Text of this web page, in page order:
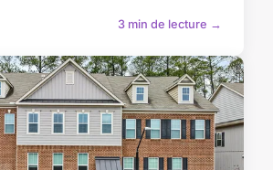
3 min de lecture →